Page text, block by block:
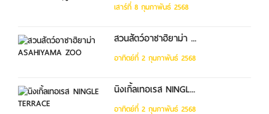
เสาร์ที่ 8 กุมภาพันธ์ 2568
สวนสัตว์อาซาฮิยาม่า ...
อาทิตย์ที่ 2 กุมภาพันธ์ 2568
นิงเกิ้ลเทอเรส NINGL...
อาทิตย์ที่ 2 กุมภาพันธ์ 2568